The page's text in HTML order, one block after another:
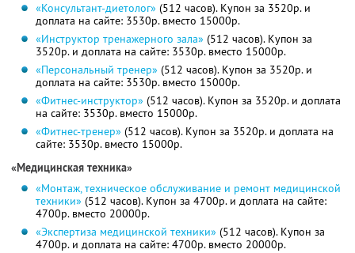
«Консультант-диетолог» (512 часов). Купон за 3520р. и
доплата на сайте: 3530р. вместо 15000р.
«Инструктор тренажерного зала» (512 часов). Купон за
3520р. и доплата на сайте: 3530р. вместо 15000р.
«Персональный тренер» (512 часов). Купон за 3520р. и
доплата на сайте: 3530р. вместо 15000р.
«Фитнес-инструктор» (512 часов). Купон за 3520р. и доплата
на сайте: 3530р. вместо 15000р.
«Фитнес-тренер» (512 часов). Купон за 3520р. и доплата на
сайте: 3530р. вместо 15000р.
«Медицинская техника»
«Монтаж, техническое обслуживание и ремонт медицинской
техники» (512 часов). Купон за 4700р. и доплата на сайте:
4700р. вместо 20000р.
«Экспертиза медицинской техники» (512 часов). Купон за
4700р. и доплата на сайте: 4700р. вместо 20000р.